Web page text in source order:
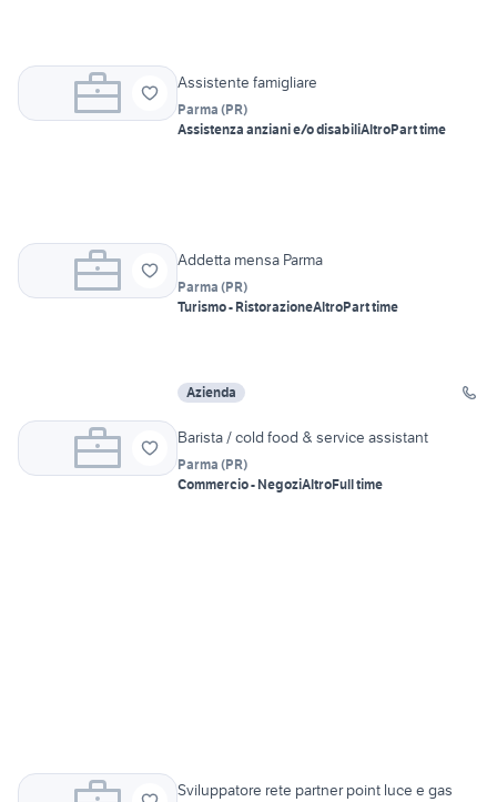
Assistente famigliare
Parma (PR)
Assistenza anziani e/o disabiliAltroPart time
Addetta mensa Parma
Parma (PR)
Turismo - RistorazioneAltroPart time
Azienda
Barista / cold food & service assistant
Parma (PR)
Commercio - NegoziAltroFull time
Sviluppatore rete partner point luce e gas